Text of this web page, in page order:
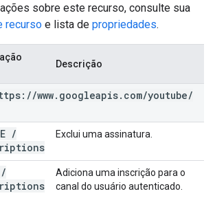
sobre este recurso, consulte sua
recurso e lista de propriedades.
Descrição
//www. googleapis. com/youtube/
/
Exclui uma assinatura.
/
Adiciona uma inscrição para o
canal do usuário autenticado.